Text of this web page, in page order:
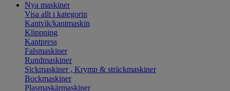
Nya maskiner
Visa allt i kategorin
Kantvik/kantmaskin
Klippning
Kantpress
Falsmaskiner
Rundmaskiner
Sickmaskiner , Krymp & sträckmaskiner
Bockmaskiner
Plasmaskärmaskiner